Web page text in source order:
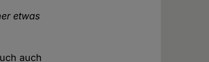
etwas
auch